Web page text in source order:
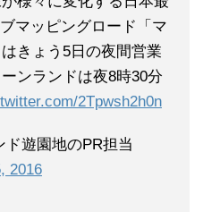
マッピングロード「マ
きょう5日の夜間営業
ンランドは夜8時30分
2Tpwsh2h0n
遊園地のPR担当
2016